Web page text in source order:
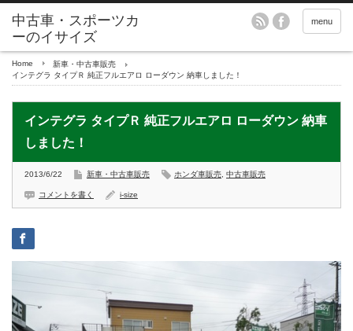
menu
Home
新車・中古車販売
インテグラ タイプＲ 純正フルエアロ ローダウン 納車しました！
インテグラ タイプＲ 純正フルエアロ ローダウン 納車
しました！
2013/6/22 新車・中古車販売 ホンダ車販売 中古車販売
コメントを書く i-size